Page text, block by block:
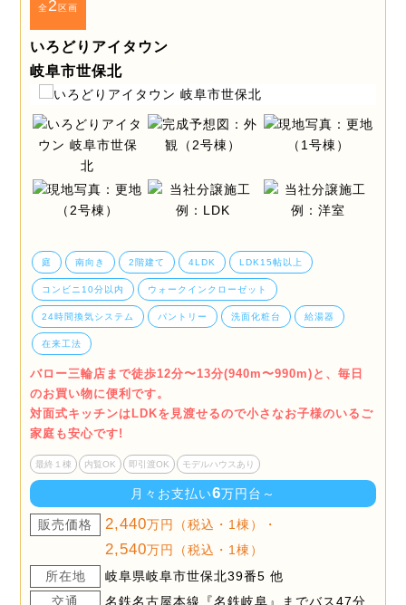
全2区画
いろどりアイタウン
岐阜市世保北
庭 南向き 2階建て 4LDK LDK15帖以上
コンビニ10分以内 ウォークインクローゼット
24時間換気システム パントリー 洗面化粧台 給湯器
在来工法
バロー三輪店まで徒歩12分〜13分(940m〜990m)と、毎日
のお買い物に便利です。
対面式キッチンはLDKを見渡せるので小さなお子様のいるご
家庭も安心です!
最終１棟 内覧OK 即引渡OK モデルハウスあり
月々お支払い6万円台～
販売価格 2,440万円（税込・1棟）・
2,540万円（税込・1棟）
所在地
岐阜県岐阜市世保北39番5 他
交通
名鉄名古屋本線『名鉄岐阜』までバス47分